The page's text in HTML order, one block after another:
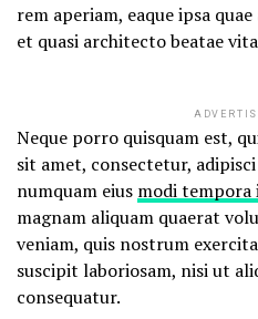
rem aperiam, eaque ipsa
et quasi architecto beatae
Neque porro quisquam est,
sit amet, consectetur,
numquam eius modi
magnam aliquam quaerat
veniam, quis nostrum
suscipit laboriosam, nisi ut
consequatur.